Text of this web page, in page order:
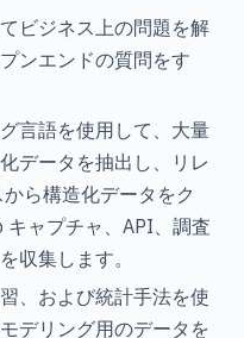
ビジネス上の問題を解
ンエンドの質問をす
言語を使用して、大量
データを抽出し、リレ
ら構造化データをク
キャプチャ、API、調査
収集します。
、および統計手法を使
デリング用のデータを